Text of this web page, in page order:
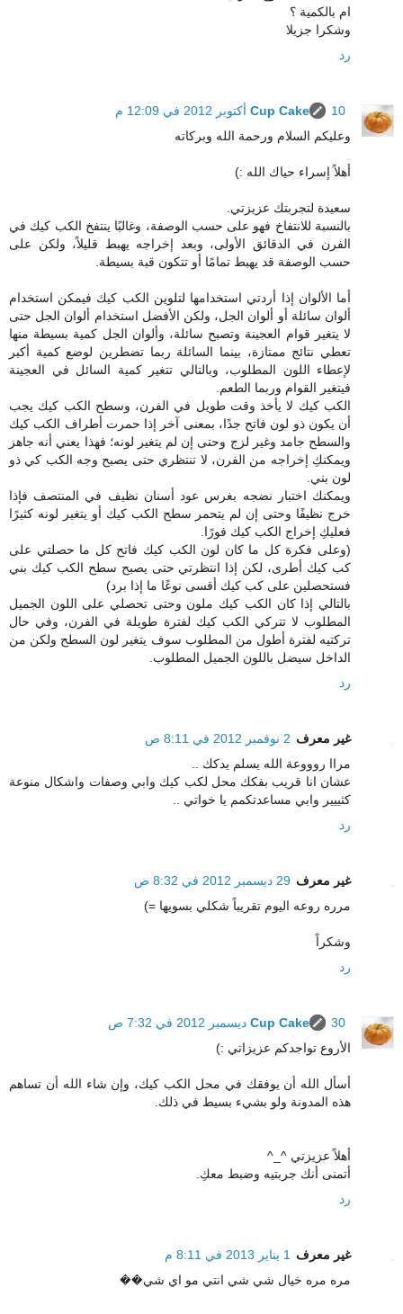
ام بالكمية ؟
وشكرا جزيلا
رد
Cup Cake
10 أكتوبر 2012 في 12:09 م
وعليكم السلام ورحمة الله وبركاته
أهلاً إسراء حياك الله :)
سعيدة لتجربتك عزيزتي.
بالنسبة للانتفاخ فهو على حسب الوصفة، وغالبًا ينتفخ الكب كيك في
الفرن في الدقائق الأولى، وبعد إخراجه يهبط قليلاً، ولكن على
حسب الوصفة قد يهبط تمامًا أو تتكون قبة بسيطة.
أما الألوان إذا أردتي استخدامها لتلوين الكب كيك فيمكن استخدام
ألوان سائلة أو ألوان الجل، ولكن الأفضل استخدام ألوان الجل حتى
لا يتغير قوام العجينة وتصبح سائلة، وألوان الجل كمية بسيطة منها
تعطي نتائج ممتازة، بينما السائلة ربما تضطرين لوضع كمية أكبر
لإعطاء اللون المطلوب، وبالتالي تتغير كمية السائل في العجينة
فيتغير القوام وربما الطعم.
الكب كيك لا يأخذ وقت طويل في الفرن، وسطح الكب كيك يجب
أن يكون ذو لون فاتح جدًا، بمعنى آخر إذا حمرت أطراف الكب كيك
والسطح جامد وغير لزج وحتى إن لم يتغير لونه؛ فهذا يعني أنه جاهز
ويمكنكِ إخراجه من الفرن، لا تنتظري حتى يصبح وجه الكب كي ذو
لون بني.
ويمكنك اختبار نضجه بغرس عود أسنان نظيف في المنتصف فإذا
خرج نظيفًا وحتى إن لم يتحمر سطح الكب كيك أو يتغير لونه كثيرًا
فعليكِ إخراج الكب كيك فورًا.
(وعلى فكرة كل ما كان لون الكب كيك فاتح كل ما حصلتي على
كب كيك أطرى، لكن إذا انتظرتي حتى يصبح سطح الكب كيك بني
فستحصلين على كب كيك أقسى نوعًا ما إذا برد)
بالتالي إذا كان الكب كيك ملون وحتى تحصلي على اللون الجميل
المطلوب لا تتركي الكب كيك لفترة طويلة في الفرن، وفي حال
تركتيه لفترة أطول من المطلوب سوف يتغير لون السطح ولكن من
الداخل سيضل باللون الجميل المطلوب.
رد
غير معرف 2 نوفمبر 2012 في 8:11 ص
مراا روووعة الله يسلم يدكك ..
عشان انا قريب بفكك محل لكب كيك وابي وصفات واشكال منوعة
كثييير وابي مساعدتكمم يا خواتي ..
رد
غير معرف 29 ديسمبر 2012 في 8:32 ص
مرره روعه اليوم تقريباً شكلي بسويها =)
وشكراً
رد
Cup Cake
30 ديسمبر 2012 في 7:32 ص
الأروع تواجدكم عزيزاتي :)
أسأل الله أن يوفقك في محل الكب كيك، وإن شاء الله أن تساهم
هذه المدونة ولو بشيء بسيط في ذلك.
أهلاً عزيزتي ^_^
أتمنى أنك جربتيه وضبط معكِ.
رد
غير معرف
1 يناير 2013 في 8:11 م
مره مره خيال شي شي انتي مو اي شي��